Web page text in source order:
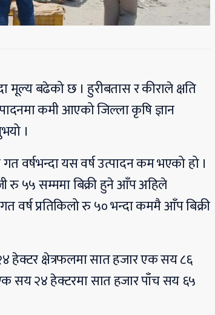
मूल्य बढेको छ । हुरीबतास र कीराले क्षति
कमी आएको जिल्ला कृषि ज्ञान
।
वर्षभन्दा यस वर्ष उत्पादन कम भएको हो ।
रु ५५ सम्ममा बिक्री हुने आँप अहिले
वर्ष प्रतिकिलो रु ५० भन्दा कममै आँप बिक्री
हेक्टर क्षेत्रफलमा सात हजार एक सय ८६
सय २४ हेक्टरमा सात हजार पाँच सय ६५